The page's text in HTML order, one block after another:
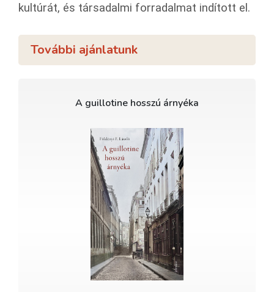
kultúrát, és társadalmi forradalmat indított el.
További ajánlatunk
A guillotine hosszú árnyéka